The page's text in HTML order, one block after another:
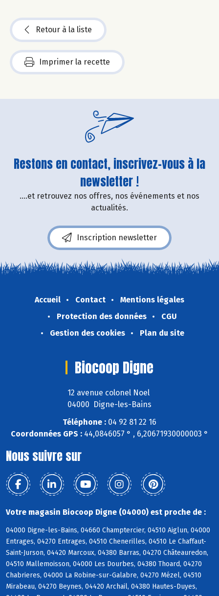
Retour à la liste
Imprimer la recette
Restons en contact, inscrivez-vous à la
newsletter !
....et retrouvez nos offres, nos événements et nos
actualités.
Inscription newsletter
Accueil Contact
Mentions légales
Protection des données
CGU
Gestion des cookies
Plan du site
Biocoop Digne
12 avenue colonel Noel
04000 Digne-les-Bains
Téléphone : 04 92 81 22 16
Coordonnées GPS : 44,0846057 ° , 6,20671930000003 °
Nous suivre sur
Votre magasin Biocoop Digne (04000) est proche de :
04000 Digne-les-Bains, 04660 Champtercier, 04510 Aiglun, 04000
Entrages, 04270 Entrages, 04510 Chenerilles, 04510 Le Chaffaut-
Saint-Jurson, 04420 Marcoux, 04380 Barras, 04270 Châteauredon,
04510 Mallemoisson, 04000 Les Dourbes, 04380 Thoard, 04270
Chabrieres, 04000 La Robine-sur-Galabre, 04270 Mézel, 04510
Mirabeau, 04270 Beynes, 04420 Archail, 04380 Hautes-Duyes,